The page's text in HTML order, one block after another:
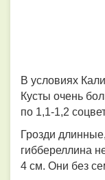
В условиях
Кусты очень
по 1,1-1,2
Грозди
гиббереллина
4 см. Они без